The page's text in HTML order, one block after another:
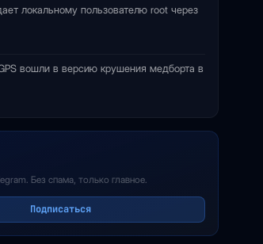
локальному пользователю root через
вошли в версию крушения медборта в
Без спама, только главное.
Подписаться